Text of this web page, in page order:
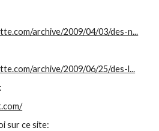
archive/2009/04/03/des-n...
archive/2009/06/25/des-l...
sur ce site: